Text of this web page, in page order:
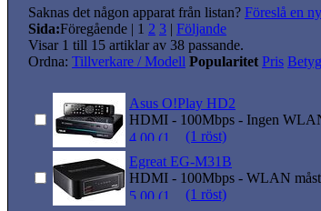
Saknas det någon apparat från listan? Föreslå en
Sida:Föregående | 1 2 3 | Följande
Visar 1 till 15 artiklar av 38 passande.
Ordna: Tillverkare / Modell Popularitet Pris Betyg
Asus O!Play HD2
HDMI - 100Mbps - Ingen
(1 röst)
Egreat EG-M31B
HDMI - 100Mbps - WLAN
(1 röst)